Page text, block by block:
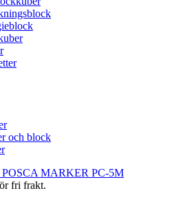
och block
MARKER PC-5M
fri frakt.